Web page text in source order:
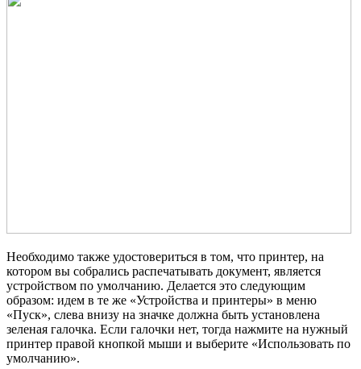
Необходимо также удостовериться в том, что принтер, на
котором вы собрались распечатывать документ, является
устройством по умолчанию. Делается это следующим
образом: идем в те же «Устройства и принтеры» в меню
«Пуск», слева внизу на значке должна быть установлена
зеленая галочка. Если галочки нет, тогда нажмите на нужный
принтер правой кнопкой мыши и выберите «Использовать по
умолчанию».